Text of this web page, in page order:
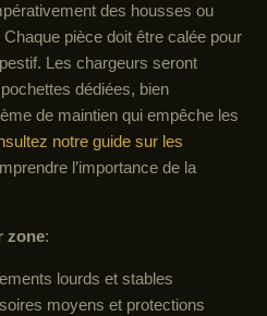
des housses ou
pièce doit être calée pour
Les chargeurs seront
dédiées, bien
de maintien qui empêche les
notre guide sur les
l’importance de la
zone:
lourds et stables
moyens et protections